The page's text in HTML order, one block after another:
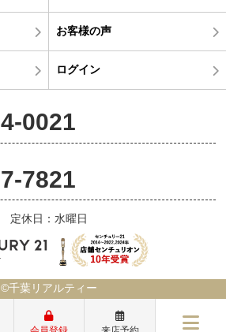
お客様の声
ログイン
0021
7821
定休日：水曜日
©千葉リアルティー